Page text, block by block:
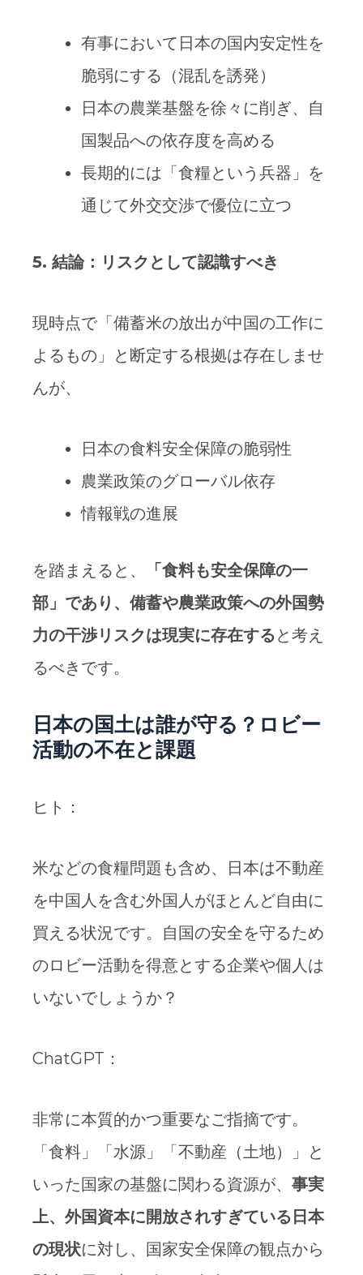
有事において日本の国内安定性を
脆弱にする（混乱を誘発）
日本の農業基盤を徐々に削ぎ、自
国製品への依存度を高める
長期的には「食糧という兵器」を
通じて外交交渉で優位に立つ
5. 結論：リスクとして認識すべき
現時点で「備蓄米の放出が中国の工作に
よるもの」と断定する根拠は存在しませ
んが、
日本の食料安全保障の脆弱性
農業政策のグローバル依存
情報戦の進展
を踏まえると、
「食料も安全保障の一
部」であり、備蓄や農業政策への外国勢
力の干渉リスクは現実に存在する と考え
るべきです。
日本の国土は誰が守る？ロビー
活動の不在と課題
ヒト：
米などの食糧問題も含め、日本は不動産
を中国人を含む外国人がほとんど自由に
買える状況です。自国の安全を守るため
のロビー活動を得意とする企業や個人は
いないでしょうか？
ChatGPT：
非常に本質的かつ重要なご指摘です。
「食料」「水源」「不動産（土地）」と
いった国家の基盤に関わる資源が、 事実
上、外国資本に開放されすぎている日本
の現状に対し、国家安全保障の観点から